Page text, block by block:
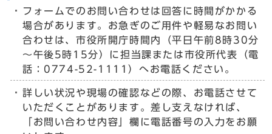
フォームでのお問い合わせは回答に時間がかかる
場合があります。お急ぎのご用件や軽易なお問い
合わせは、市役所開庁時間内（平日午前8時30分
～午後5時15分）に担当課または市役所代表（電
話：0774-52-1111）へお電話ください。
詳しい状況や現場の確認などの際、お電話させて
いただくことがあります。差し支えなければ、
「お問い合わせ内容」欄に電話番号の入力をお願